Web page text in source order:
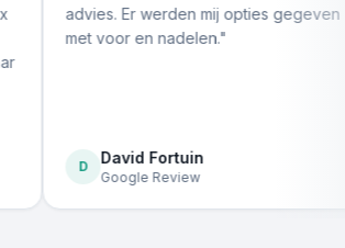
Er werden mij opties gegeven
met voor en nadelen."
David Fortuin
Google Review